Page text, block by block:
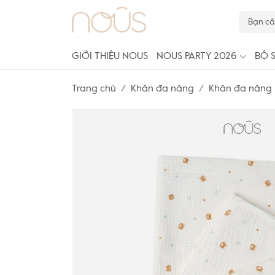
GIỚI THIỆU NOUS NOUS PARTY 2026 BỘ
Trang chủ Khăn đa năng Khăn đa